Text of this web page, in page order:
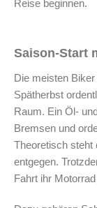
Reise beginnen.
Saison-Start
Die meisten
Spätherbst
Raum. Ein Öl-
Bremsen und
Theoretisch steht
entgegen.
Fahrt ihr